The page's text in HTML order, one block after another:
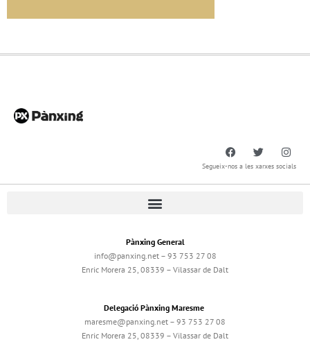
Segueix-nos a les xarxes socials
Pànxing General
info@panxing.net – 93 753 27 08
Enric Morera 25, 08339 – Vilassar de Dalt
Delegació Pànxing Maresme
maresme@panxing.net – 93 753 27 08
Enric Morera 25, 08339 – Vilassar de Dalt